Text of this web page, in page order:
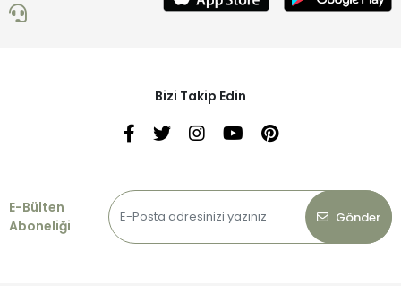
Bizi Takip Edin
E-Bülten
Aboneliği
Gönder